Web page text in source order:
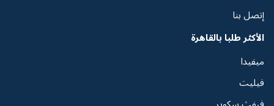
إتصل بنا
الأكثر طلبا بالقاهرة
ميفيدا
فيليت
فيفث سكوير